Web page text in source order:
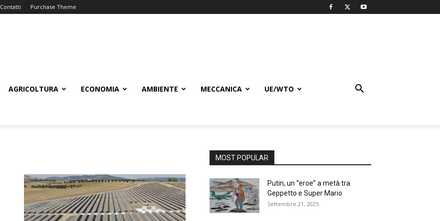
Contatti Purchase Theme
AGRICOLTURA ECONOMIA AMBIENTE MECCANICA UE/WTO
MOST POPULAR
Putin, un “eroe” a metà tra
Geppetto e Super Mario
Settembre 21, 2025